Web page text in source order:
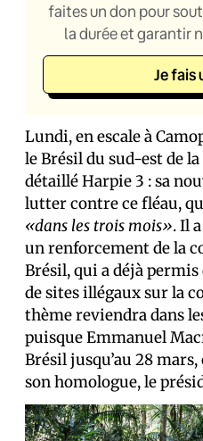
faites un don pour
la durée et garantir
Je fais
Lundi, en escale à
le Brésil du sud-est de
détaillé Harpie 3 : sa
lutter contre ce fléau,
«dans les trois mois». Il
un renforcement de la
Brésil, qui a déjà
de sites illégaux sur la
thème reviendra dans
puisque Emmanuel
Brésil jusqu’au 28
son homologue, le